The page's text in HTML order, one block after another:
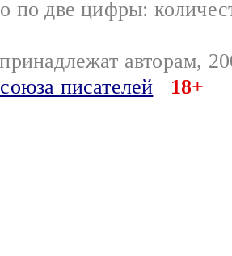
по две цифры:
авторам,
писателей
18+